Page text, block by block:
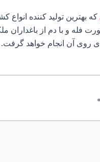
که بهترین تولید کننده
فله و با دم از
روی آن انجام خواهد گرفت.
*